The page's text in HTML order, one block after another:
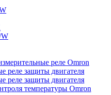
реле Omron
реле защиты двигателя
реле защиты двигателя
температуры Omron